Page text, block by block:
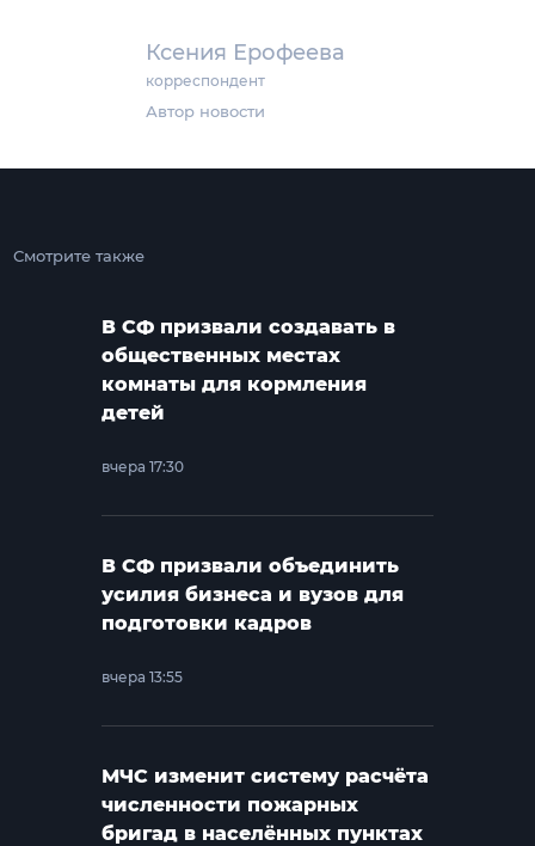
Ксения Ерофеева
корреспондент
Автор новости
Смотрите также
В СФ призвали создавать в
общественных местах
комнаты для кормления
детей
вчера 17:30
В СФ призвали объединить
усилия бизнеса и вузов для
подготовки кадров
вчера 13:55
МЧС изменит систему расчёта
численности пожарных
бригад в населённых пунктах